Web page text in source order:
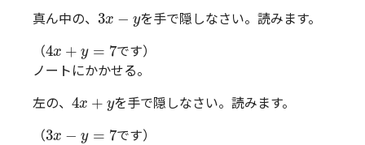
真ん中の、 3x − y
3x を手で隠しなさい。読みます。
（4x + y = 7
4x + =
です）
ノートにかかせる。
左の、 4x + y
4x + を手で隠しなさい。読みます。
（3x − y = 7
3x =7
です）